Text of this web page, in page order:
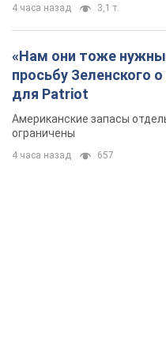
4 часа назад 3,1 т.
«Нам они тоже
просьбу Зеленского
для Patriot
Американские запасы
ограничены
4 часа назад 657